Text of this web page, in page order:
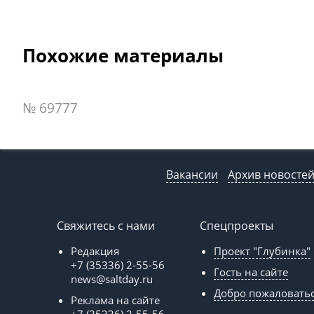
Похожие материалы
№ 69777
Вакансии Архив новостей
Свяжитесь с нами
Редакция
+7 (35336) 2-55-56
news@saltday.ru
Реклама на сайте
Спецпроекты
Проект "Глубинка"
Гость на сайте
Добро